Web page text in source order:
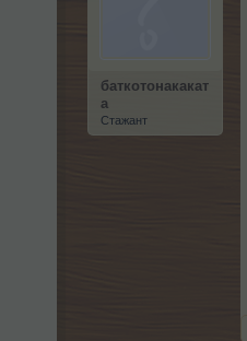
баткотонакакат
а
Стажант